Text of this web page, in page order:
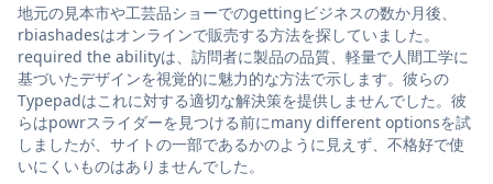
地元の見本市や工芸品ショーでのgettingビジネスの数か月後、
rbiashadesはオンラインで販売する方法を探していました。
required the abilityは、訪問者に製品の品質、軽量で人間工学に
基づいたデザインを視覚的に魅力的な方法で示します。彼らの
Typepadはこれに対する適切な解決策を提供しませんでした。彼
らはpowrスライダーを見つける前にmany different optionsを試
しましたが、サイトの一部であるかのように見えず、不格好で使
いにくいものはありませんでした。